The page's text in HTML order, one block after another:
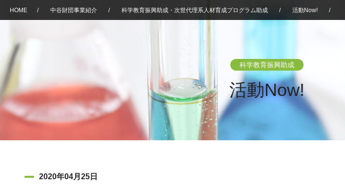
HOME / 中谷財団事業紹介 / 科学教育振興助成・次世代理系人材育成プログラム助成 / 活動Now! /
科学教育振興助成
活動Now!
2020年04月25日